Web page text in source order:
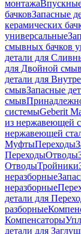
монтажа
бачковЗапасные
керамических
универсальные
смывных бачков
детали для
для Двойной смыв
детали для
смывЗапасные
смыв
системыGeberit
из нержавеющей
нержавеющей
МуфтыПереходы
ПереходыОтводы
ОтводыТройники
неразборные
неразборные
детали для
разборные
Компенсаторы
детали для